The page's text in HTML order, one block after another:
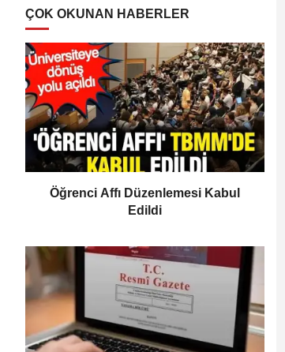
Mustafa Kemal Atatürk'e
ÇOK OKUNAN HABERLER
Öğrenci Affı Düzenlemesi Kabul
Edildi